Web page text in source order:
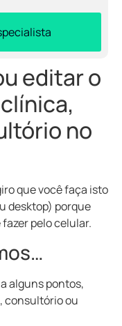
editar o
no
que você faça isto
desktop) porque
pelo celular.
alguns pontos,
consultório ou